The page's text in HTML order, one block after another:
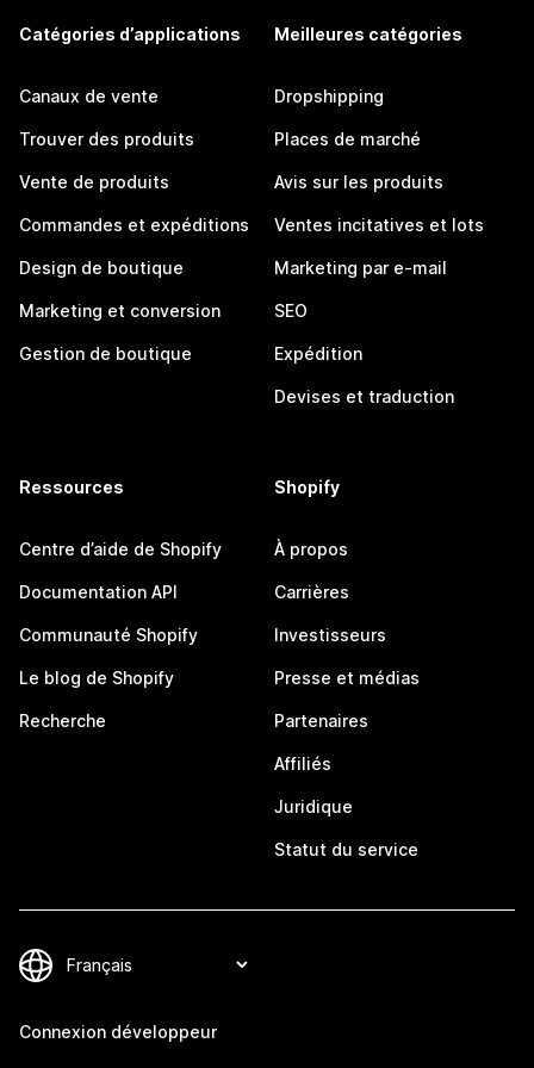
Catégories d’applications
Canaux de vente
Trouver des produits
Vente de produits
Commandes et expéditions
Design de boutique
Marketing et conversion
Gestion de boutique
Meilleures catégories
Dropshipping
Places de marché
Avis sur les produits
Ventes incitatives et lots
Marketing par e-mail
SEO
Expédition
Devises et traduction
Ressources
Centre d’aide de Shopify
Documentation API
Communauté Shopify
Le blog de Shopify
Recherche
Shopify
À propos
Carrières
Investisseurs
Presse et médias
Partenaires
Affiliés
Juridique
Statut du service
Connexion développeur